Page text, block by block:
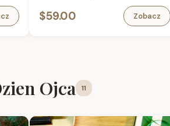
$59.00 Zobacz
Ojca 11